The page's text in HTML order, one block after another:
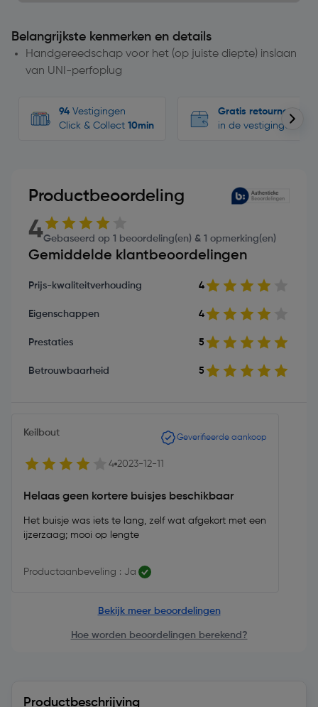
Belangrijkste kenmerken en details
Handgereedschap voor het (op juiste diepte) inslaan
van UNI-perfoplug
94 Vestigingen
Click & Collect 10min
Gratis retourneren
in de vestigingen
Productbeoordeling
4Gebaseerd op 1 beoordeling(en) & 1 opmerking(en)
Gemiddelde klantbeoordelingen
Prijs-kwaliteitverhouding 4
Eigenschappen 4
Prestaties 5
Betrouwbaarheid 5
Keilbout Geverifieerde aankoop
4 2023-12-11
Helaas geen kortere buisjes beschikbaar
Het buisje was iets te lang, zelf wat afgekort met een
ijzerzaag; mooi op lengte
Productaanbeveling : Ja
Bekijk meer beoordelingen
Hoe worden beoordelingen berekend?
Productbeschrijving